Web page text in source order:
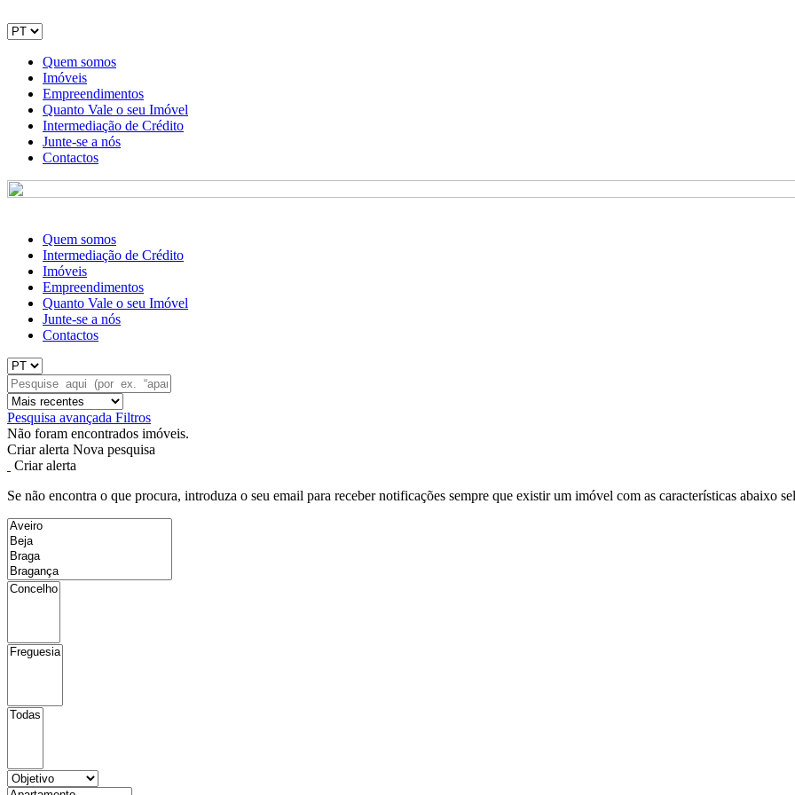
Quem somos
Imóveis
Empreendimentos
Quanto Vale o seu Imóvel
Intermediação de Crédito
Junte-se a nós
Contactos
Quem somos
Intermediação de Crédito
Imóveis
Empreendimentos
Quanto Vale o seu Imóvel
Junte-se a nós
Contactos
Pesquisa avançada Filtros
Não foram encontrados imóveis.
Criar alerta Nova pesquisa
Criar alerta
Se não encontra o que procura, introduza o seu email para receber notificações sempre que existir um imóvel com as características abaixo